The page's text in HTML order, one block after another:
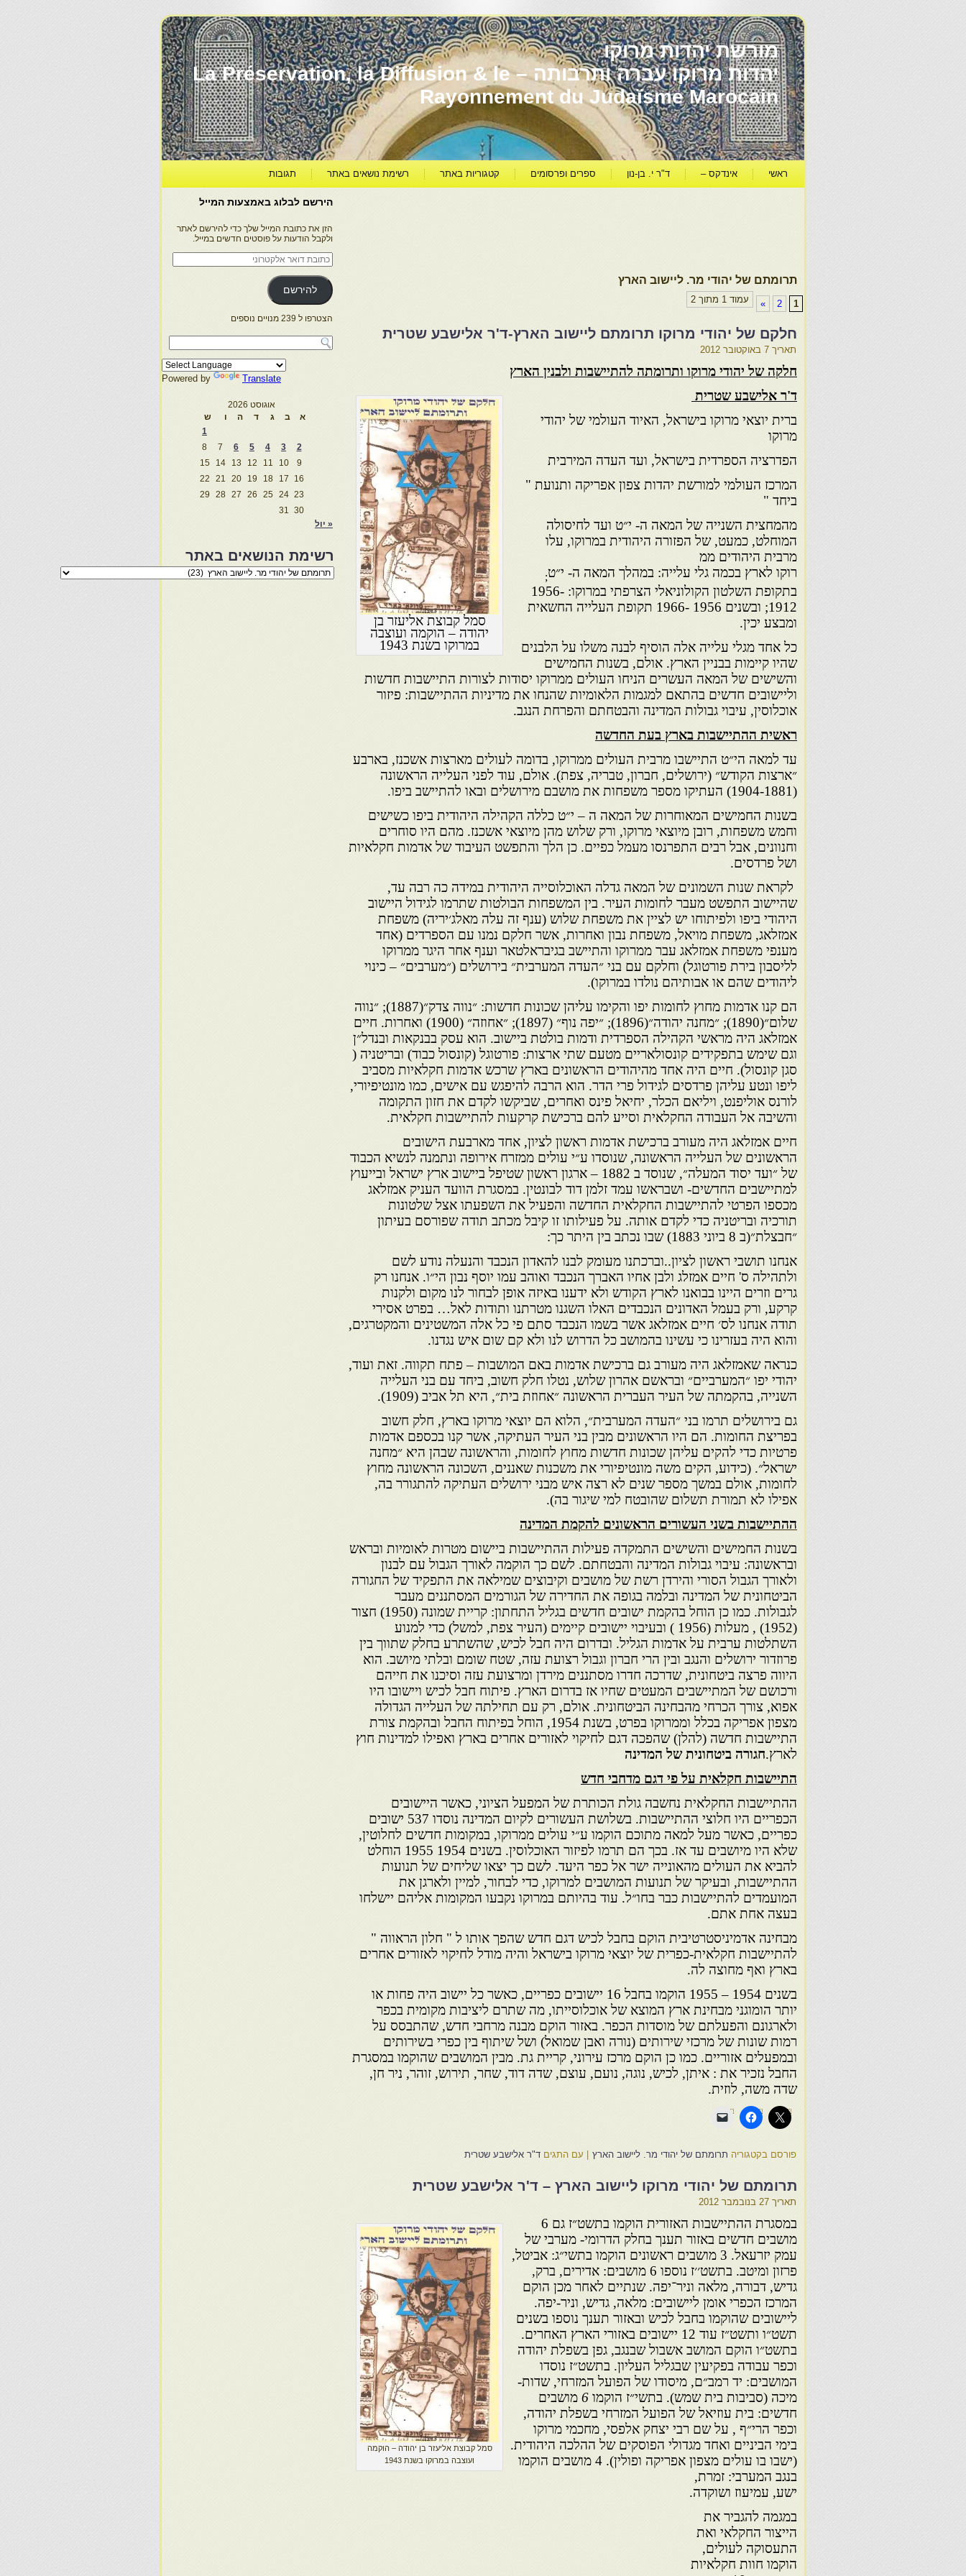
מורשת יהדות מרוקו
יהדות מרוקו עברה ותרבותה – La Préservation, la Diffusion & le
Rayonnement du Judaïsme Marocain
ראשי אינדקס – ד"ר י. בן-נון ספרים ופרסומים קטגוריות באתר רשימת נושאים באתר תגובות
תרומתם של יהודי מר. ליישוב הארץ
עמוד 1 מתוך 2 1
2
»
חלקם של יהודי מרוקו תרומתם ליישוב הארץ-ד'ר אלישבע שטרית
תאריך 7 באוקטובר 2012
חלקה של יהודי מרוקו ותרומתה להתיישבות ולבנין הארץ
סמל קבוצת אליעזר בן
יהודה – הוקמה ועוצבה
במרוקו בשנת 1943
ד'ר אלישבע שטרית
ברית יוצאי מרוקו בישראל, האיוד העולמי של יהודי
מרוקו
הפדרציה הספרדית בישראל, ועד העדה המירבית
המרכז העולמי למורשת יהדות צפון אפריקה ותנועת "
ביחד "
מהמחצית השנייה של המאה ה- י״ט ועד לחיסולה
המוחלט, כמעט, של הפזורה היהודית במרוקו, עלו
מרבית היהודים ממ
רוקו לארץ בכמה גלי עלייה: במהלך המאה ה- י״ט;
בתקופת השלטון הקולוניאלי הצרפתי במרוקו: 1956-
1912; ובשנים 1956 -1966 תקופת העלייה החשאית
ומבצע יכין.
כל אחד מגלי עלייה אלה הוסיף לבנה משלו על הלבנים
שהיו קיימות בבניין הארץ. אולם, בשנות החמישים
והשישים של המאה העשרים הניחו העולים ממרוקו יסודות לצורות התיישבות חדשות
וליישובים חדשים בהתאם למגמות הלאומיות שהנחו את מדיניות ההתיישבות: פיזור
אוכלוסין, עיבוי גבולות המדינה והבטחתם והפרחת הנגב.
ראשית ההתיישבות בארץ בעת החדשה
עד למאה הי״ט התיישבו מרבית העולים ממרוקו, בדומה לעולים מארצות אשכנז, בארבע
״ארצות הקודש״ (ירושלים, חברון, טבריה, צפת). אולם, עוד לפני העלייה הראשונה
(1904-1881) העתיקו מספר משפחות את מושבם מירושלים ובאו להתיישב ביפו.
בשנות החמישים המאוחרות של המאה ה – י״ט כללה הקהילה היהודית ביפו כשישים
וחמש משפחות, רובן מיוצאי מרוקו, ורק שלוש מהן מיוצאי אשכנז. מהם היו סוחרים
וחנוונים, אבל רבים התפרנסו מעמל כפיים. כן הלך והתפשט העיבוד של אדמות חקלאיות
ושל פרדסים.
לקראת שנות השמונים של המאה גדלה האוכלוסייה היהודית במידה כה רבה עד,
שהיישוב התפשט מעבר לחומות העיר. בין המשפחות הבולטות שתרמו לגידול היישוב
היהודי ביפו ולפיתוחו יש לציין את משפחת שלוש (ענף זה עלה מאלג׳יריה) משפחת
אמזלאג, משפחת מויאל, משפחת נבון ואחרות, אשר חלקם נמנו עם הספרדים (אחד
מענפי משפחת אמזלאג עבר ממרוקו והתיישב בגיבראלטאר וענף אחר היגר ממרוקו
לליסבון בירת פורטוגל) וחלקם עם בני ״העדה המערבית״ בירושלים (״מערבים״ – כינוי
ליהודים שהם או אבותיהם נולדו במרוקו).
הם קנו אדמות מחוץ לחומות יפו והקימו עליהן שכונות חדשות: ״נווה צדק״(1887); ״נווה
שלום״(1890); ״מחנה יהודה״(1896); ״יפה נוף״ (1897); ״אחוזה״ (1900) ואחרות. חיים
אמזלאג היה מראשי הקהילה הספרדית ודמות בולטת ביישוב. הוא עסק בבנקאות ובנדל״ן
וגם שימש בתפקידים קונסולאריים מטעם שתי ארצות: פורטוגל (קונסול כבוד) ובריטניה (
סגן קונסול). חיים היה אחד מהיהודים הראשונים בארץ שרכש אדמות חקלאיות מסביב
ליפו ונטע עליהן פרדסים לגידול פרי הדר. הוא הרבה להיפגש עם אישים, כמו מונטיפיורי,
לורנס אוליפנט, ויליאם הכלר, יחיאל פינס ואחרים, שביקשו לקדם את חזון התקומה
והשיבה אל העבודה החקלאית וסייע להם ברכישת קרקעות להתיישבות חקלאית.
חיים אמזלאג היה מעורב ברכישת אדמות ראשון לציון, אחד מארבעת הישובים
הראשונים של העלייה הראשונה, שנוסדו ע״י עולים ממזרח אירופה ונתמנה לנשיא הכבוד
של ״ועד יסוד המעלה״, שנוסד ב 1882 – ארגון ראשון שטיפל ביישוב ארץ ישראל ובייעוץ
למתיישבים החדשים- ושבראשו עמד זלמן דוד לבונטין. במסגרת הוועד העניק אמזלאג
מכספו הפרטי להתיישבות החקלאית החדשה והפעיל את השפעתו אצל שלטונות
תורכיה ובריטניה כדי לקדם אותה. על פעילותו זו קיבל מכתב תודה שפורסם בעיתון
״חבצלת״(ב 8 ביוני 1883) שבו נכתב בין היתר כך:
אנחנו תושבי ראשון לציון..וברכתנו מעומק לבנו להאדון הנכבד והנעלה נודע לשם
ולתהילה ס' חיים אמזלג ולבן אחיו האברך הנכבד ואוהב עמו יוסף נבון הי״ו. אנחנו רק
גרים וזרים היינו בבואנו לארץ הקודש ולא ידענו באיזה אופן לבחור לנו מקום ולקנות
קרקע, ורק בעמל האדונים הנכבדים האלו השגנו מטרתנו ותודות לאל… בפרט אסירי
תודה אנחנו לס׳ חיים אמזלאג אשר בשמו הנכבד סתם פי כל אלה המשטינים והמקטרגים,
והוא היה בעזרינו כי עשינו בהמושב כל הדרוש לנו ולא קם שום איש נגדנו.
כנראה שאמזלאג היה מעורב גם ברכישת אדמות באם המושבות – פתח תקווה. זאת ועוד,
יהודי יפו ״המערביים״ ובראשם אהרון שלוש, נטלו חלק חשוב, ביחד עם בני העלייה
השנייה, בהקמתה של העיר העברית הראשונה ״אחוזת בית״, היא תל אביב (1909).
גם בירושלים תרמו בני ״העדה המערבית״, הלוא הם יוצאי מרוקו בארץ, חלק חשוב
בפריצת החומות. הם היו הראשונים מבין בני העיר העתיקה, אשר קנו בכספם אדמות
פרטיות כדי להקים עליהן שכונות חדשות מחוץ לחומות, והראשונה שבהן היא ״מחנה
ישראל״. (כידוע, הקים משה מונטיפיורי את משכנות שאננים, השכונה הראשונה מחוץ
לחומות, אולם במשך מספר שנים לא רצה איש מבני ירושלים העתיקה להתגורר בה,
אפילו לא תמורת תשלום שהובטח למי שיגור בה).
ההתיישבות בשני העשורים הראשונים להקמת המדינה
בשנות החמישים והשישים התמקדה פעילות ההתיישבות ביישום מטרות לאומיות ובראש
ובראשונה: עיבוי גבולות המדינה והבטחתם. לשם כך הוקמה לאורך הגבול עם לבנון
ולאורך הגבול הסורי והירדן רשת של מושבים וקיבוצים שמילאה את התפקיד של החגורה
הביטחונית של המדינה ובלמה בגופה את החדירה של הגורמים המסתננים מעבר
לגבולות. כמו כן הוחל בהקמת ישובים חדשים בגליל התחתון: קריית שמונה (1950) חצור
(1952) , מעלות (1956 ) ובעיבוי יישובים קיימים (העיר צפת, למשל) כדי למנוע
השתלטות ערבית על אדמות הגליל. ובדרום היה חבל לכיש, שהשתרע בחלק שתווך בין
פרוזדור ירושלים והנגב ובין הרי חברון וגבול רצועת עזה, שטח שומם ובלתי מיושב. הוא
היווה פרצה ביטחונית, שדרכה חדרו מסתננים מירדן ומרצועת עזה וסיכנו את חייהם
ורכושם של המתיישבים המעטים שחיו אז בדרום הארץ. פיתוח חבל לכיש ויישובו היו
אפוא, צורך הכרחי מהבחינה הביטחונית. אולם, רק עם תחילתה של העלייה הגדולה
מצפון אפריקה בכלל וממרוקו בפרט, בשנת 1954, הוחל בפיתוח החבל ובהקמת צורת
התיישבות חדשה (להלן) שהפכה דגם לחיקוי לאזורים אחרים בארץ ואפילו למדינות חוץ
לארץ.חגורה ביטחונית של המדינה
התיישבות חקלאית על פי דגם מדחבי חדש
ההתיישבות החקלאית נחשבה גולת הכותרת של המפעל הציוני, כאשר היישובים
הכפריים היו חלוצי ההתיישבות. בשלושת העשורים לקיום המדינה נוסדו 537 ישובים
כפריים, כאשר מעל למאה מתוכם הוקמו ע״י עולים ממרוקו, במקומות חדשים לחלוטין,
שלא היו מיושבים עד אז. בכך הם תרמו לפיזור האוכלוסין. בשנים 1954 1955 הוחלט
להביא את העולים מהאונייה ישר אל כפר היעד. לשם כך יצאו שליחים של תנועות
ההתיישבות, ובעיקר של תנועות המושבים למרוקו, כדי לבחור, למיין ולארגן את
המועמדים להתיישבות כבר בחו״ל. עוד בהיותם במרוקו נקבעו המקומות אליהם יישלחו
בעצה אחת אתם.
מבחינה אדמיניסטרטיבית הוקם בחבל לכיש דגם חדש שהפך אותו ל " חלון הראווה "
להתיישבות חקלאית-כפרית של יוצאי מרוקו בישראל והיה מודל לחיקוי לאזורים אחרים
בארץ ואף מחוצה לה.
בשנים 1954 – 1955 הוקמו בחבל 16 יישובים כפריים, כאשר כל יישוב היה פחות או
יותר הומוגני מבחינת ארץ המוצא של אוכלוסייתו, מה שתרם ליציבות מקומית בכפר
ולארגונם והפעלתם של מוסדות הכפר. באזור הוקם מבנה מרחבי חדש, שהתבסס על
רמות שונות של מרכזי שירותים (נורה ואבן שמואל) ושל שיתוף בין כפרי בשירותים
ובמפעלים אזוריים. כמו כן הוקם מרכז עירוני, קריית גת. מבין המושבים שהוקמו במסגרת
החבל נזכיר את : איתן, לכיש, נוגה, נועם, עוצם, שדה דוד, שחר, תירוש, זוהר, ניר חן,
שדה משה, לוזית.
פורסם בקטגוריה תרומתם של יהודי מר. ליישוב הארץ | עם התגים ד"ר אלישבע שטרית
תרומתם של יהודי מרוקו ליישוב הארץ – ד'ר אלישבע שטרית
תאריך 27 בנובמבר 2012
סמל קבוצת אליעזר בן יהודה – הוקמה
ועוצבה במרוקו בשנת 1943
במסגרת ההתיישבות האזורית הוקמו בתשט״ז גם 6
מושבים חדשים באזור תענך בחלק הדרומי- מערבי של
עמק יזרעאל. 3 מושבים ראשונים הוקמו בתשי״ג: אביטל,
פרזון ומיטב. בתשט׳׳ז נוספו 6 מושבים: אדירים, ברק,
גדיש, דבורה, מלאה וניר־יפה. שנתיים לאחר מכן הוקם
המרכז הכפרי אומן ליישובים: מלאה, גדיש, וניר-יפה.
ליישובים שהוקמו בחבל לכיש ובאזור תענך נוספו בשנים
תשט״ו ותשט״ז עוד 12 יישובים באזורי הארץ האחרים.
בתשט״ו הוקם המושב אשבול שבנגב, גפן בשפלת יהודה
וכפר עבודה בפקיעין שבגליל העליון. בתשט״ז נוסדו
המושבים: יד רמב״ם, מיסודו של הפועל המזרחי, שדות-
מיכה (סביבות בית שמש). בתשי״ז הוקמו
מושבים
חדשים: בית עוזיאל של הפועל המזרחי בשפלת יהודה,
וכפר הרי״ף , על שם רבי יצחק אלפסי, מחכמי מרוקו
בימי הביניים ואחד מגדולי הפוסקים של ההלכה היהודית.
(ישבו בו עולים מצפון אפר
יקה ופולין). 4 מושבים הוקמו
בנגב המערבי: זמרת,
ישע, עמיעוז ושוקדה.
במגמה להגביר את
הייצור החקלאי ואת
התעסוקה לעולים,
הוקמו חוות חקלאיות
הירשם לבלוג באמצעות המייל
הזן את כתובת המייל שלך כדי להירשם לאתר
ולקבל הודעות על פוסטים חדשים במייל.
כתובת
דואר
אלקטרוני
להירשם
הצטרפו ל 239 מנויים נוספים
Powered by Translate
אוגוסט 2026
א
ב ג ד ה ו
ש
1
2
3
4
5
6
7
8
9
10
11
12
13
14
15
16
17
18
19
20
21
22
23
24
25
26
27
28
29
30
31
« יול
רשימת הנושאים באתר
רשימת
הנושאים